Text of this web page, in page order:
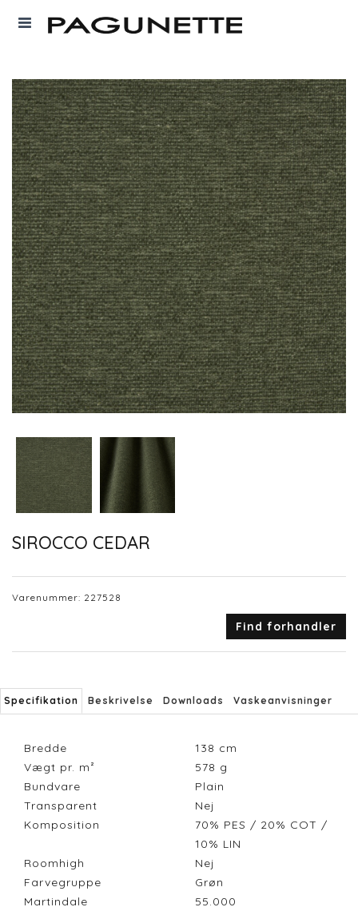
SIROCCO CEDAR
Varenummer: 227528
Find forhandler
Specifikation Beskrivelse Downloads Vaskeanvisninger
Bredde 138 cm
Vægt pr. m²
578 g
Bundvare
Plain
Transparent
Nej
Komposition
70% PES / 20% COT /
10% LIN
Roomhigh
Nej
Farvegruppe
Grøn
Martindale
55.000